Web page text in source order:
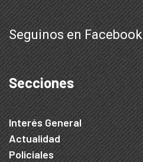
Seguinos en Facebook
Secciones
Interés General
Actualidad
Policiales